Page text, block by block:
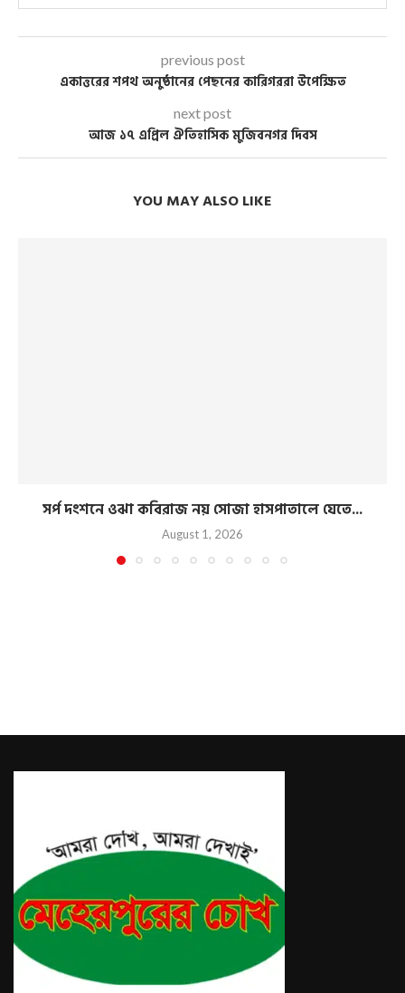
previous post
একাত্তরের শপথ অনুষ্ঠানের পেছনের কারিগররা উপেক্ষিত
next post
আজ ১৭ এপ্রিল ঐতিহাসিক মুজিবনগর দিবস
YOU MAY ALSO LIKE
সর্প দংশনে ওঝা কবিরাজ নয় সোজা হাসপাতালে যেতে...
August 1, 2026